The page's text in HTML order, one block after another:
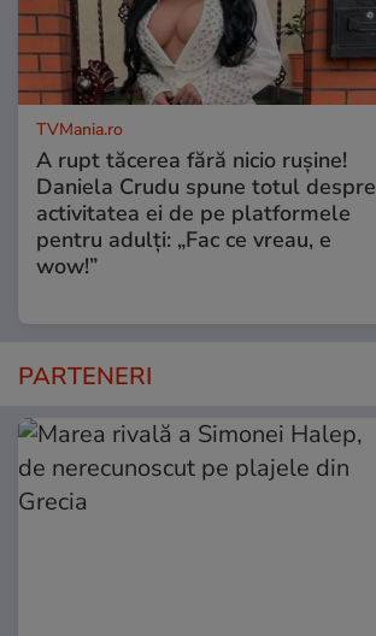
TVMania.ro
A rupt tăcerea fără nicio rușine!
Daniela Crudu spune totul despre
activitatea ei de pe platformele
pentru adulți: „Fac ce vreau, e
wow!”
PARTENERI